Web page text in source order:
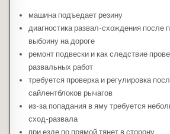
машина подъедает резину
диагностика развал-схождения после
выбоину на дороге
ремонт подвески и как следствие
развальных работ
требуется проверка и регулировка
сайлентблоков рычагов
из-за попадания в яму требуется
сход-развала
при езде по прямой тянет в сторону